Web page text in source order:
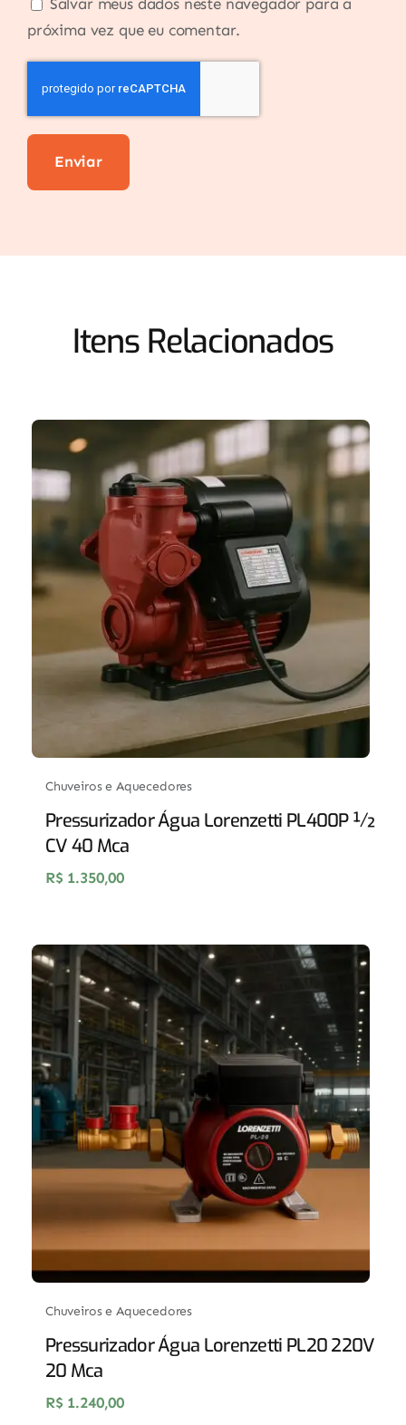
próxima vez que eu comentar.
Itens Relacionados
Chuveiros e Aquecedores
Pressurizador Água Lorenzetti PL400P ½
CV 40 Mca
R$ 1.350,00
Chuveiros e Aquecedores
Pressurizador Água Lorenzetti PL20 220V
20 Mca
R$ 1.240,00